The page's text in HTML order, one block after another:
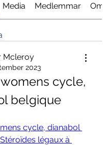
Media Medlemmar Om
Mcleroy
2023
cycle,
belgique
cycle, dianabol
légaux à